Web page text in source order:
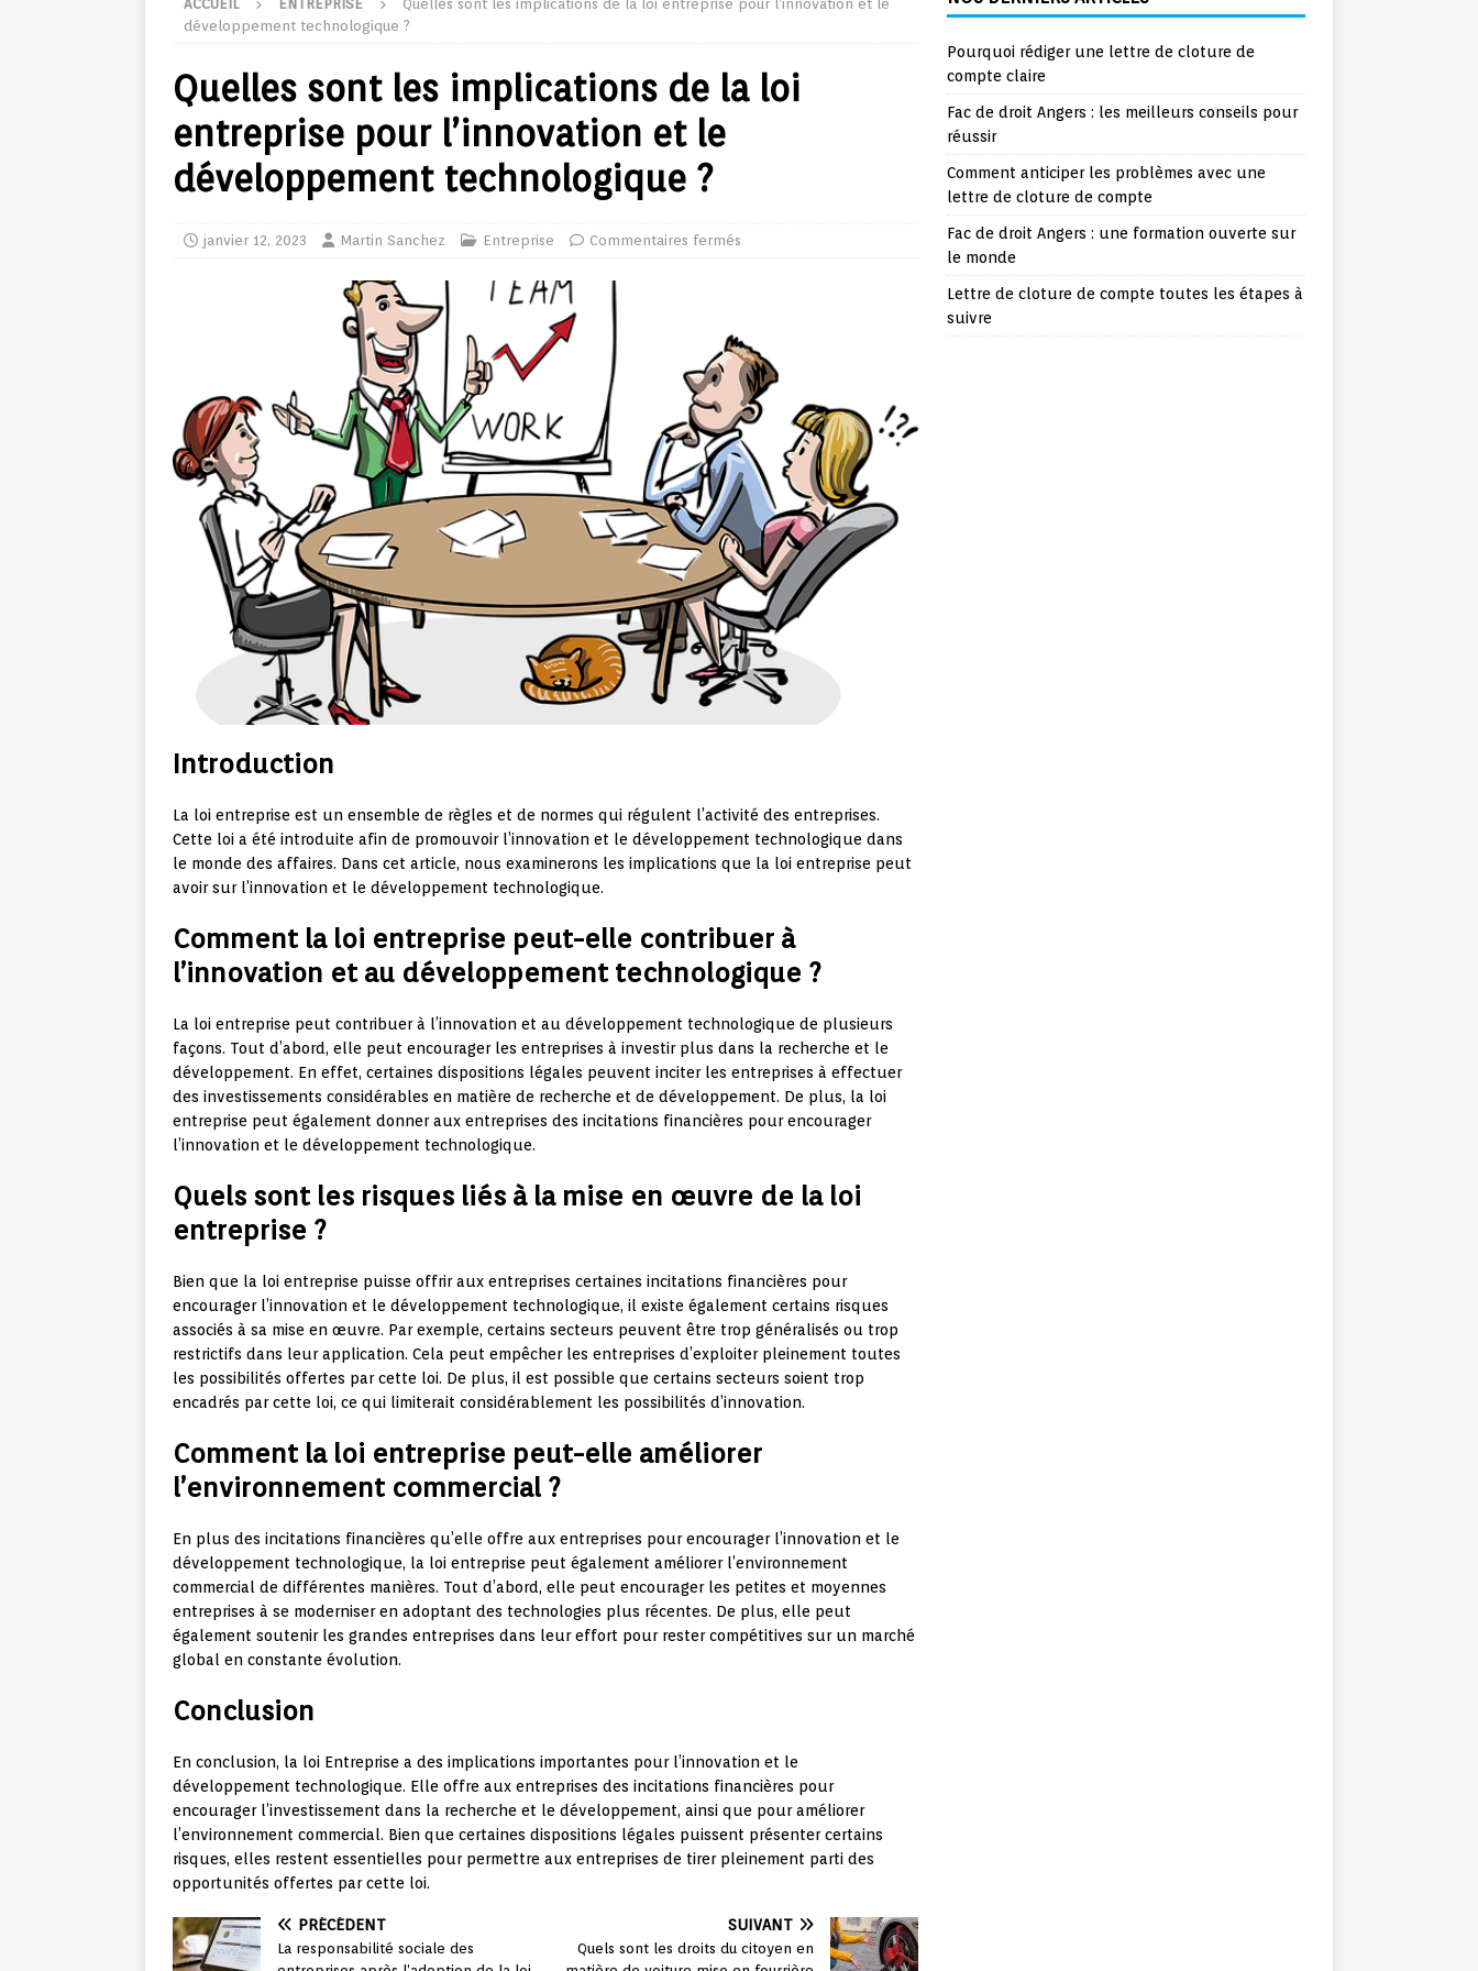
ACCUEIL ENTREPRISE
Quelles sont les implications de la loi entreprise pour l’innovation et le
développement technologique ?
Quelles sont les implications de la loi
entreprise pour l’innovation et le
développement technologique ?
janvier 12, 2023 Martin Sanchez Entreprise Commentaires fermés
Introduction
La loi entreprise est un ensemble de règles et de normes qui régulent l’activité des entreprises.
Cette loi a été introduite afin de promouvoir l’innovation et le développement technologique dans
le monde des affaires. Dans cet article, nous examinerons les implications que la loi entreprise peut
avoir sur l’innovation et le développement technologique.
Comment la loi entreprise peut-elle contribuer à
l’innovation et au développement technologique ?
La loi entreprise peut contribuer à l’innovation et au développement technologique de plusieurs
façons. Tout d’abord, elle peut encourager les entreprises à investir plus dans la recherche et le
développement. En effet, certaines dispositions légales peuvent inciter les entreprises à effectuer
des investissements considérables en matière de recherche et de développement. De plus, la loi
entreprise peut également donner aux entreprises des incitations financières pour encourager
l’innovation et le développement technologique.
Quels sont les risques liés à la mise en œuvre de la loi
entreprise ?
Bien que la loi entreprise puisse offrir aux entreprises certaines incitations financières pour
encourager l’innovation et le développement technologique, il existe également certains risques
associés à sa mise en œuvre. Par exemple, certains secteurs peuvent être trop généralisés ou trop
restrictifs dans leur application. Cela peut empêcher les entreprises d’exploiter pleinement toutes
les possibilités offertes par cette loi. De plus, il est possible que certains secteurs soient trop
encadrés par cette loi, ce qui limiterait considérablement les possibilités d’innovation.
Comment la loi entreprise peut-elle améliorer
l’environnement commercial ?
En plus des incitations financières qu’elle offre aux entreprises pour encourager l’innovation et le
développement technologique, la loi entreprise peut également améliorer l’environnement
commercial de différentes manières. Tout d’abord, elle peut encourager les petites et moyennes
entreprises à se moderniser en adoptant des technologies plus récentes. De plus, elle peut
également soutenir les grandes entreprises dans leur effort pour rester compétitives sur un marché
global en constante évolution.
Conclusion
En conclusion, la loi Entreprise a des implications importantes pour l’innovation et le
développement technologique. Elle offre aux entreprises des incitations financières pour
encourager l’investissement dans la recherche et le développement, ainsi que pour améliorer
l’environnement commercial. Bien que certaines dispositions légales puissent présenter certains
risques, elles restent essentielles pour permettre aux entreprises de tirer pleinement parti des
opportunités offertes par cette loi.
PRÉCÉDENT
La responsabilité sociale des
SUIVANT
Quels sont les droits du citoyen en
Pourquoi rédiger une lettre de cloture de
compte claire
Fac de droit Angers : les meilleurs conseils pour
réussir
Comment anticiper les problèmes avec une
lettre de cloture de compte
Fac de droit Angers : une formation ouverte sur
le monde
Lettre de cloture de compte toutes les étapes à
suivre